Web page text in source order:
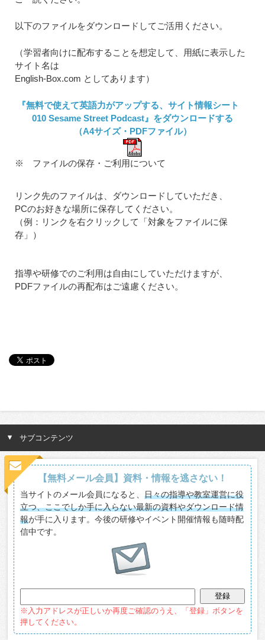
以下のファイルをダウンロードしてご活用ください。
（学習者向けに配布することを想定して、用紙に表示した
サイト名は
English-Box.com としてあります）
『無料で使えて英語力がアップする、サイト情報シート
010 Sesame Street Podcast』をダウンロードする
（A4サイズ・PDFファイル）
※ ファイルの保存・ご利用について
リンク先のファイルは、ダウンロードしていただき、
PCのお好きな場所に保存してください。
（例：リンクを右クリックして「対象をファイルに保
存」）
指導や研修でのご利用は自由にしていただけますが、
PDFファイルの再配布はご遠慮ください。
サブコンテンツ
【無料メール会員】資料・情報を逃さない！
当サイトのメール会員になると、日々の指導や教室運営に役
立つ、ここでしか手に入らない最新の資料やダウンロード情
報が手に入ります。今後の研修やイベント開催情報も随時配
信中です。
※入力アドレスが正しいか再度ご確認のうえ、「登録」ボタンを
押してください。